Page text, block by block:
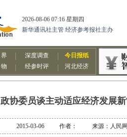
政协委员谈主动适应经济发展
2015-03-06 作者： 来源：人民